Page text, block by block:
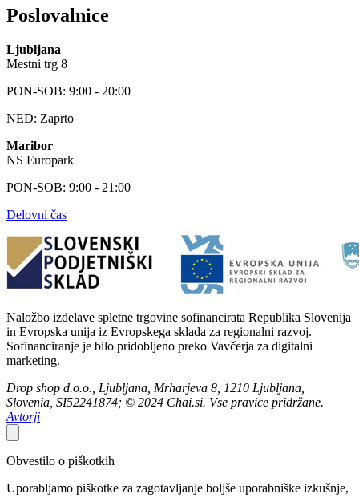
Poslovalnice
Ljubljana
Mestni trg 8
PON-SOB: 9:00 - 20:00
NED: Zaprto
Maribor
NS Europark
PON-SOB: 9:00 - 21:00
Delovni čas
Naložbo izdelave spletne trgovine sofinancirata Republika Slovenija
in Evropska unija iz Evropskega sklada za regionalni razvoj.
Sofinanciranje je bilo pridobljeno preko Vavčerja za digitalni
marketing.
Drop shop d.o.o., Ljubljana, Mrharjeva 8, 1210 Ljubljana,
Slovenia, SI52241874; © 2024 Chai.si. Vse pravice pridržane.
Avtorji